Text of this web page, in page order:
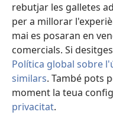
rebutjar les galletes
per a millorar
mai es posaran en
comercials. Si
Política global sobre
similars. També pots
moment la teua
privacitat.
una
finestra
nova)
JW Hub
(obri
en
una
finestra
nova)
®
Copyright© 2026 Watch
CONDICIONS D'ÚS